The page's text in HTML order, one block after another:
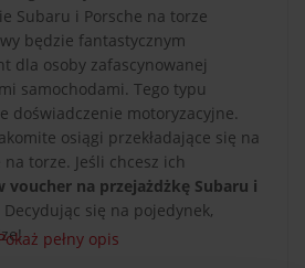
Subaru i Porsche na torze
będzie fantastycznym
dla osoby zafascynowanej
samochodami. Tego typu
doświadczenie motoryzacyjne.
osiągi przekładające się na
torze. Jeśli chcesz ich
voucher na przejażdżkę Subaru i
Decydując się na pojedynek,
pełny opis